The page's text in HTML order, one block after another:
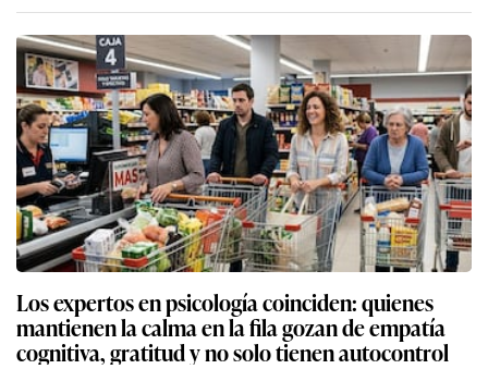
Los expertos en psicología coinciden: quienes
mantienen la calma en la fila gozan de empatía
cognitiva, gratitud y no solo tienen autocontrol